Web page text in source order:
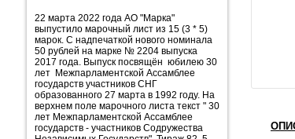
22 марта 2022 года АО "Марка"
выпустило марочный лист из 15 (3 * 5)
марок. С надпечаткой нового номинала
50 рублей на марке № 2204 выпуска
2017 года. Выпуск посвящён юбилею 30
лет Межпарламентской Ассамблее
государств участников СНГ
образованного 27 марта в 1992 году. На
верхнем поле марочного листа текст " 30
лет Межпарламентской Ассамблее
государств - участников Содружества